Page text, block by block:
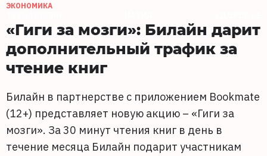
ЭКОНОМИКА
«Гиги за мозги»: Билайн дарит
дополнительный трафик за
чтение книг
Билайн в партнерстве c приложением Bookmate
(12+) представляет новую акцию – «Гиги за
мозги». За 30 минут чтения книг в день в
течение месяца Билайн подарит участникам